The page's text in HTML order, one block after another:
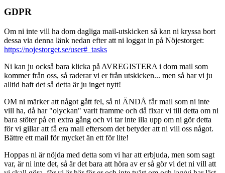
GDPR
Om ni inte vill ha dom dagliga mail-utskicken så kan ni kryssa bort
dessa via denna länk nedan efter att ni loggat in på Nöjestorget:
https://nojestorget.se/user#_tasks
Ni kan ju också bara klicka på AVREGISTERA i dom mail som
kommer från oss, så raderar vi er från utskicken... men så har vi ju
alltid haft det så detta är ju inget nytt!
OM ni märker att något gått fel, så ni ÄNDÅ får mail som ni inte
vill ha, då har "olyckan" varit framme och då fixar vi till detta om ni
bara stöter på en extra gång och vi tar inte illa upp om ni gör detta
för vi gillar att få era mail eftersom det betyder att ni vill oss något.
Bättre ett mail för mycket än ett för lite!
Hoppas ni är nöjda med detta som vi har att erbjuda, men som sagt
var, är ni inte det, så är det bara att höra av er så gör vi det ni vill att